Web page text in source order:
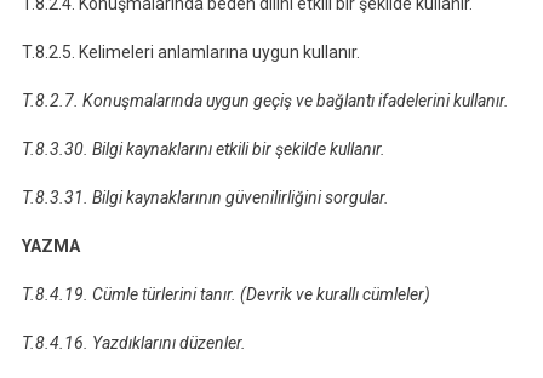
T.8.2.5. Kelimeleri anlamlarına uygun kullanır.
T.8.2.7. Konuşmalarında uygun geçiş ve bağlantı ifadelerini kullanır.
T.8.3.30. Bilgi kaynaklarını etkili bir şekilde kullanır.
T.8.3.31. Bilgi kaynaklarının güvenilirliğini sorgular.
YAZMA
T.8.4.19. Cümle türlerini tanır. (Devrik ve kurallı cümleler)
T.8.4.16. Yazdıklarını düzenler.